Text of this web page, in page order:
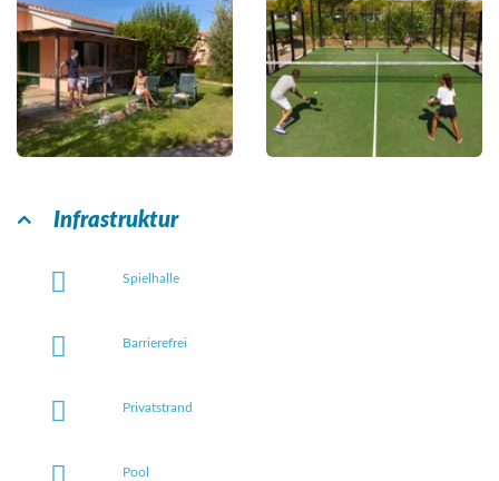
Infrastruktur
Spielhalle
Barrierefrei
Privatstrand
Pool